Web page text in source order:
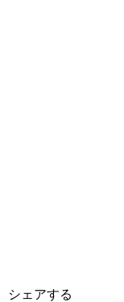
シェアする